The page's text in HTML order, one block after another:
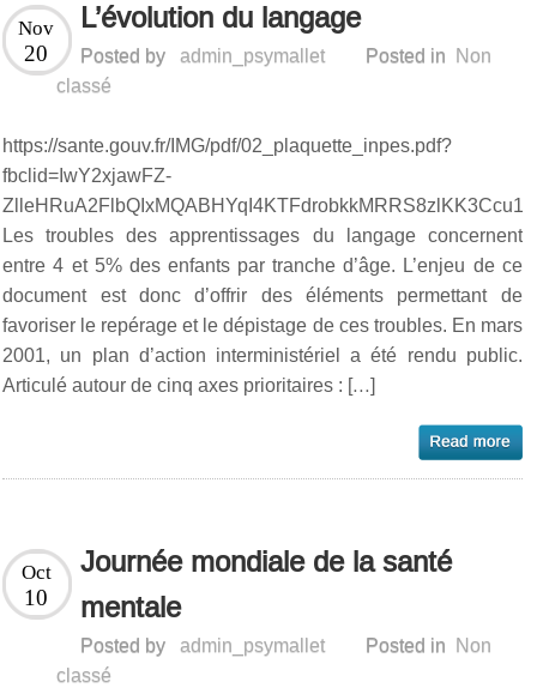
L’évolution du langage
Nov
20 Posted by admin_psymallet Posted in
Non
classé
https://sante.gouv.fr/IMG/pdf/02_plaquette_inpes.pdf?
fbclid=IwY2xjawFZ-
Les troubles des apprentissages du langage concernent
entre 4 et 5% des enfants par tranche d’âge. L’enjeu de ce
document est donc d’offrir des éléments permettant de
favoriser le repérage et le dépistage de ces troubles. En mars
2001, un plan d’action interministériel a été rendu public.
Articulé autour de cinq axes prioritaires : […]
Journée mondiale de la santé
mentale
Oct
10
Posted by admin_psymallet Posted in
Non
classé